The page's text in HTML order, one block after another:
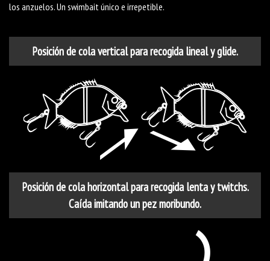
los anzuelos. Un swimbait único e irrepetible.
Posición de cola vertical para recogida lineal y glide.
Posición de cola horizontal para recogida lenta y twitchs.
Caída imitando un pez moribundo.